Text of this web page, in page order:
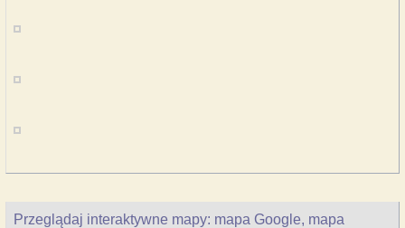
Przeglądaj interaktywne mapy: mapa Google, mapa